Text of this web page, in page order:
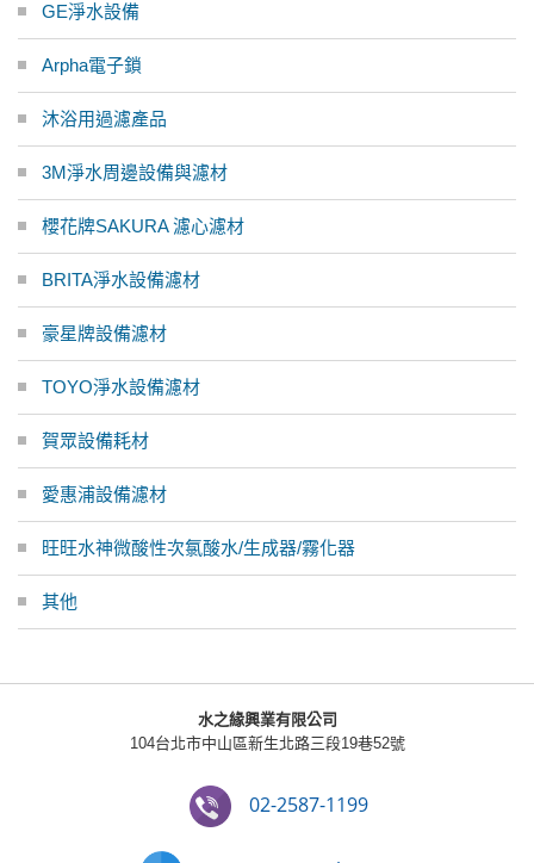
GE淨水設備
Arpha電子鎖
沐浴用過濾產品
3M淨水周邊設備與濾材
櫻花牌SAKURA 濾心濾材
BRITA淨水設備濾材
豪星牌設備濾材
TOYO淨水設備濾材
賀眾設備耗材
愛惠浦設備濾材
旺旺水神微酸性次氯酸水/生成器/霧化器
其他
水之緣興業有限公司
104台北市中山區新生北路三段19巷52號
02-2587-1199